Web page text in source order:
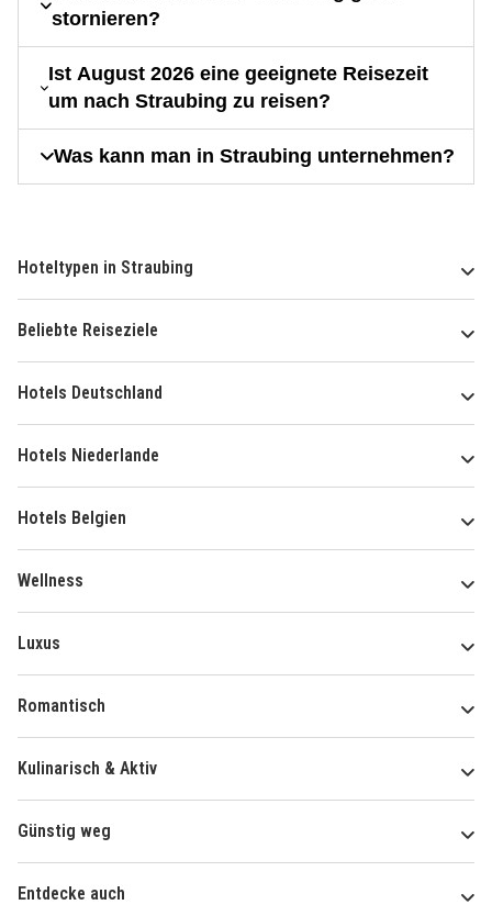
stornieren?
Ist August 2026 eine geeignete Reisezeit
um nach Straubing zu reisen?
Was kann man in Straubing unternehmen?
Hoteltypen in Straubing
Beliebte Reiseziele
Hotels Deutschland
Hotels Niederlande
Hotels Belgien
Wellness
Luxus
Romantisch
Kulinarisch & Aktiv
Günstig weg
Entdecke auch